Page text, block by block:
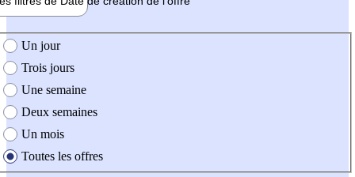
création de l'offre
Un jour
Trois jours
Une semaine
Deux semaines
Un mois
Toutes les offres